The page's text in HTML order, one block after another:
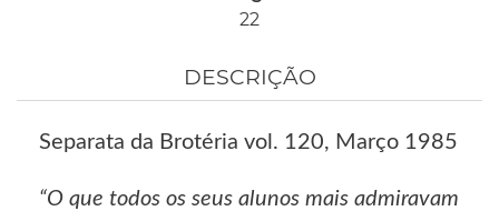
22
DESCRIÇÃO
Separata da Brotéria vol. 120, Março 1985
“O que todos os seus alunos mais admiravam